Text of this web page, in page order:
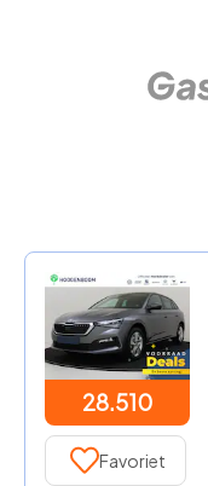
28.510
Favoriet